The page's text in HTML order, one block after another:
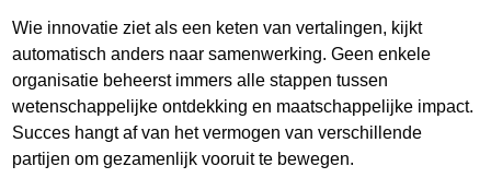
Wie innovatie ziet als een keten van vertalingen, kijkt
automatisch anders naar samenwerking. Geen enkele
organisatie beheerst immers alle stappen tussen
wetenschappelijke ontdekking en maatschappelijke impact.
Succes hangt af van het vermogen van verschillende
partijen om gezamenlijk vooruit te bewegen.